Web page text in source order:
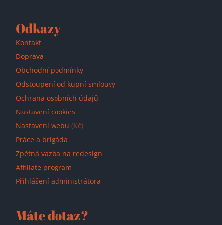
Odkazy
Kontakt
Doprava
Obchodní podmínky
Odstoupení od kupní smlouvy
Ochrana osobních údajů
Nastavení cookies
Nastavení webu (Kč)
Práce a brigáda
Zpětná vazba na redesign
Affiliate program
Přihlášení administrátora
Máte dotaz?